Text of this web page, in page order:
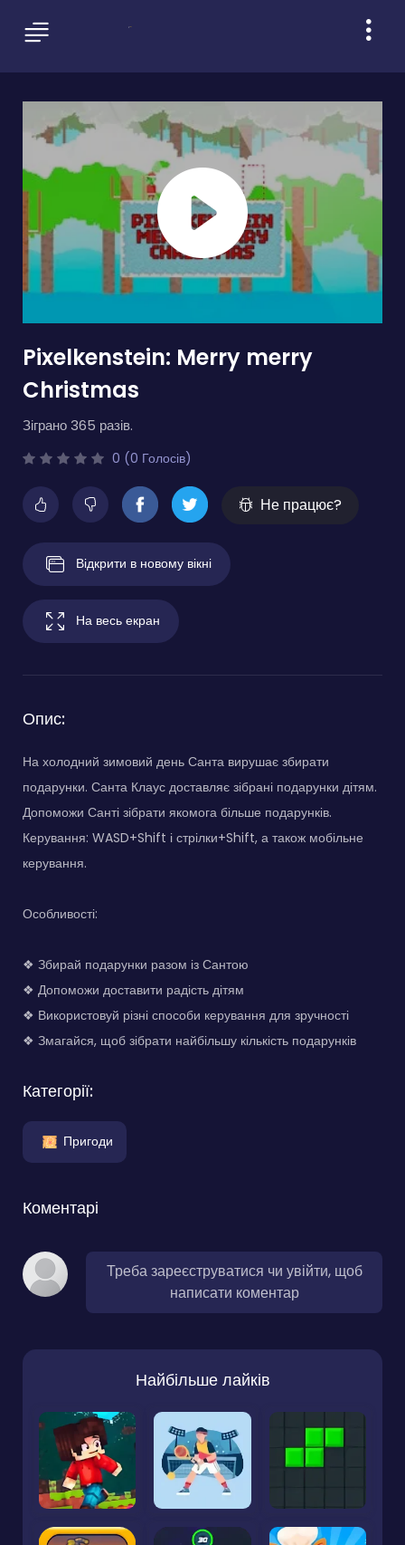
Pixelkenstein: Merry merry
Christmas
Зіграно 365 разів.
0 (0 Голосів)
Не працює?
Відкрити в новому вікні
На весь екран
Опис:
На холодний зимовий день Санта вирушає збирати
подарунки. Санта Клаус доставляє зібрані подарунки дітям.
Допоможи Санті зібрати якомога більше подарунків.
Керування: WASD+Shift і стрілки+Shift, а також мобільне
керування.
Особливості:
❖ Збирай подарунки разом із Сантою
❖ Допоможи доставити радість дітям
❖ Використовуй різні способи керування для зручності
❖ Змагайся, щоб зібрати найбільшу кількість подарунків
Категорії:
Пригоди
Коментарі
Треба зареєструватися чи увійти, щоб
написати коментар
Найбільше лайків